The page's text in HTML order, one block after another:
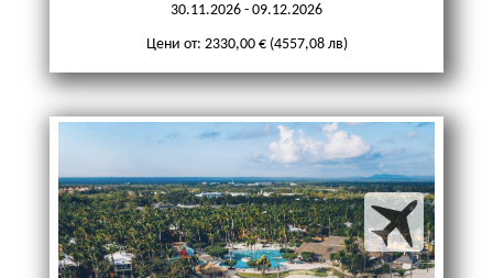
30.11.2026 - 09.12.2026
Цени от: 2330,00 € (4557,08 лв)